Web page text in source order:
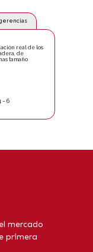
real de los
de
tamaño
– 6
mercado
primera